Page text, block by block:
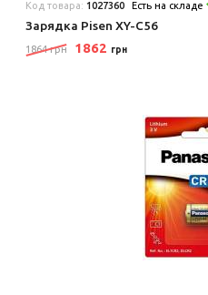
Код товара: 1027360 Есть на складе
Зарядка Pisen XY-C56
1864 грн 1862 грн